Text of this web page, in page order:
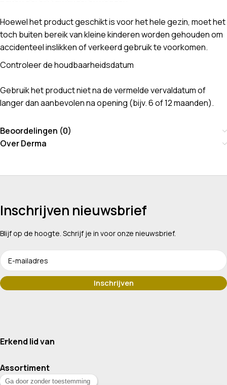
Hoewel het product geschikt is voor het hele gezin, moet het
toch buiten bereik van kleine kinderen worden gehouden om
accidenteel inslikken of verkeerd gebruik te voorkomen.
Controleer de houdbaarheidsdatum
Gebruik het product niet na de vermelde vervaldatum of
langer dan aanbevolen na opening (bijv. 6 of 12 maanden).
Beoordelingen (0)
Over Derma
Inschrijven nieuwsbrief
Blijf op de hoogte. Schrijf je in voor onze nieuwsbrief.
Erkend lid van
Assortiment